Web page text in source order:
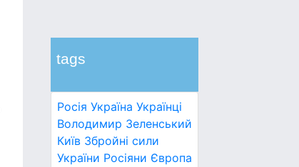
tags
Росія Україна Українці
Володимир Зеленський
Київ Збройні сили
України Росіяни Європа